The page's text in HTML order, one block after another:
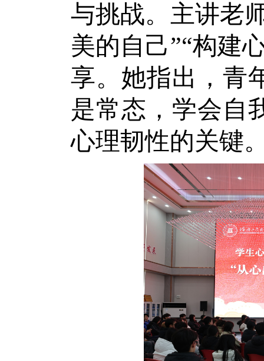
与挑战。主讲老
美的自己”“构建
享。她指出，青
是常态，学会自
心理韧性的关键